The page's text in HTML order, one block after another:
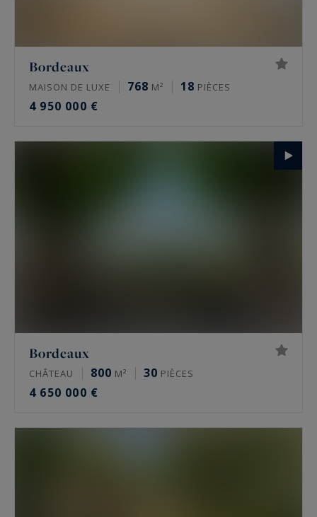
Bordeaux
MAISON DE LUXE 768 M² 18 PIÈCES
4 950 000 €
Bordeaux
CHÂTEAU 800 M² 30 PIÈCES
4 650 000 €